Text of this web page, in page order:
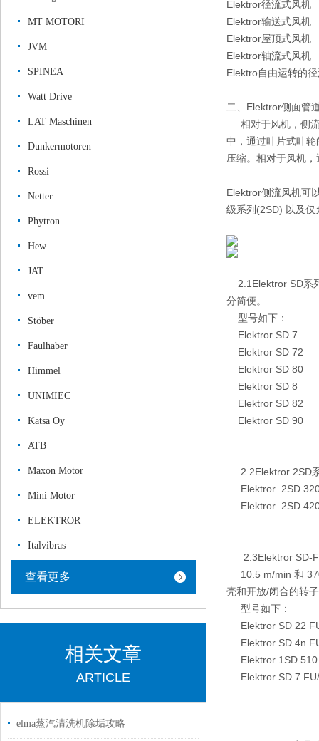
MT MOTORI
JVM
SPINEA
Watt Drive
LAT Maschinen
Dunkermotoren
Rossi
Netter
Phytron
Hew
JAT
vem
Stöber
Faulhaber
Himmel
UNIMIEC
Katsa Oy
ATB
Maxon Motor
Mini Motor
ELEKTROR
Italvibras
查看更多
相关文章
ARTICLE
elma蒸汽清洗机除垢攻略
Elektror径流式风机
Elektror输送式风机
Elektror屋顶式风机
Elektror轴流式风机
Elektro自由运转的
二、Elektror侧面管
相对于风机，侧流
中，通过叶片式叶
压缩。相对于风机
Elektror侧流风机可
级系列(2SD) 以及
2.1Elektror SD系
分简便。
型号如下：
Elektror SD 7
Elektror SD 72
Elektror SD 80
Elektror SD 8
Elektror SD 82
Elektror SD 90
2.2Elektror 2SD
Elektror 2SD
Elektror 2SD
2.3Elektror SD-
10.5 m/min 和 370
壳和开放/闭合的转
型号如下：
Elektror SD 22
Elektror SD 4n
Elektror 1SD 510
Elektror SD 7